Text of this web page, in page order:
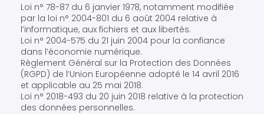
Loi n° 78-87 du 6 janvier 1978, notamment modifiée
par la loi n° 2004-801 du 6 août 2004 relative à
l’informatique, aux fichiers et aux libertés.
Loi n° 2004-575 du 21 juin 2004 pour la confiance
dans l’économie numérique.
Règlement Général sur la Protection des Données
(RGPD) de l’Union Européenne adopté le 14 avril 2016
et applicable au 25 mai 2018.
Loi n° 2018-493 du 20 juin 2018 relative à la protection
des données personnelles.